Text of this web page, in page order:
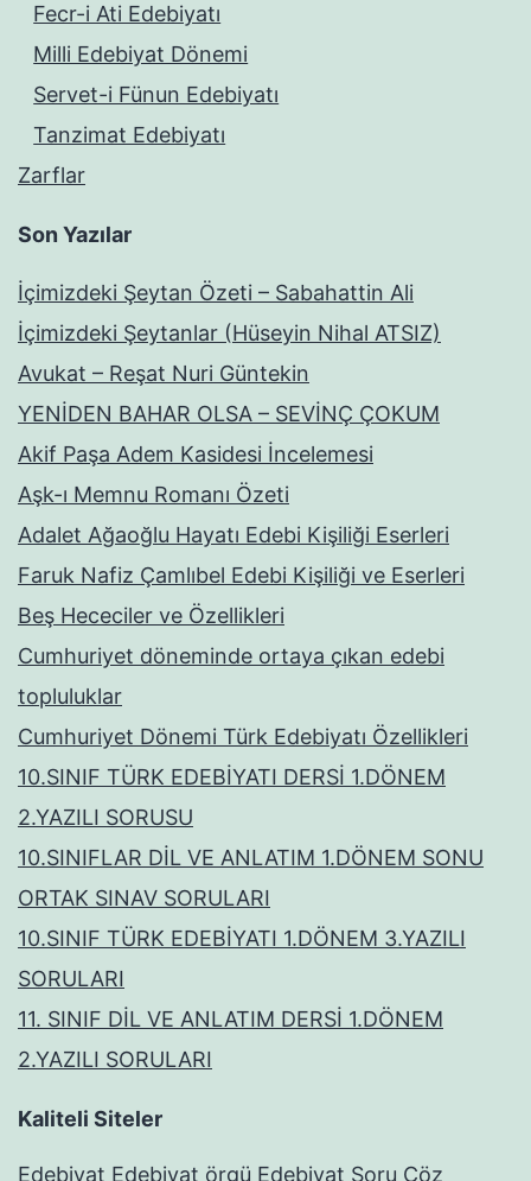
Fecr-i Ati Edebiyatı
Milli Edebiyat Dönemi
Servet-i Fünun Edebiyatı
Tanzimat Edebiyatı
Zarflar
Son Yazılar
İçimizdeki Şeytan Özeti – Sabahattin Ali
İçimizdeki Şeytanlar (Hüseyin Nihal ATSIZ)
Avukat – Reşat Nuri Güntekin
YENİDEN BAHAR OLSA – SEVİNÇ ÇOKUM
Akif Paşa Adem Kasidesi İncelemesi
Aşk-ı Memnu Romanı Özeti
Adalet Ağaoğlu Hayatı Edebi Kişiliği Eserleri
Faruk Nafiz Çamlıbel Edebi Kişiliği ve Eserleri
Beş Hececiler ve Özellikleri
Cumhuriyet döneminde ortaya çıkan edebi
topluluklar
Cumhuriyet Dönemi Türk Edebiyatı Özellikleri
10.SINIF TÜRK EDEBİYATI DERSİ 1.DÖNEM
2.YAZILI SORUSU
10.SINIFLAR DİL VE ANLATIM 1.DÖNEM SONU
ORTAK SINAV SORULARI
10.SINIF TÜRK EDEBİYATI 1.DÖNEM 3.YAZILI
SORULARI
11. SINIF DİL VE ANLATIM DERSİ 1.DÖNEM
2.YAZILI SORULARI
Kaliteli Siteler
Edebiyat Edebiyat örgü Edebiyat Soru Çöz